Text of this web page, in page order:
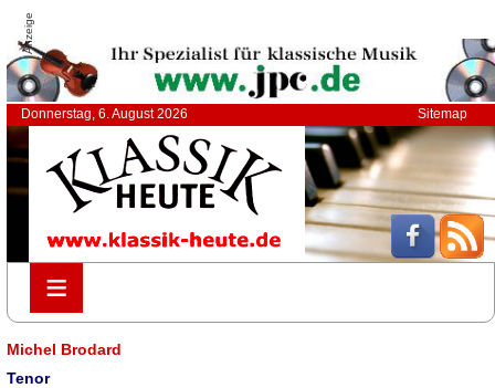
Anzeige
Donnerstag, 6. August 2026 Sitemap
≡
≡
Michel Brodard
Tenor